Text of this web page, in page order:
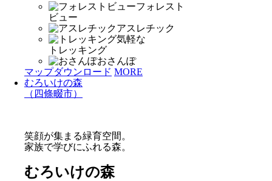
フォレスト
ビュー
アスレチック
気軽な
トレッキング
おさんぽ
マップダウンロード MORE
むろいけの森
（四條畷市）
笑顔が集まる緑育空間。
家族で学びにふれる森。
むろいけの森